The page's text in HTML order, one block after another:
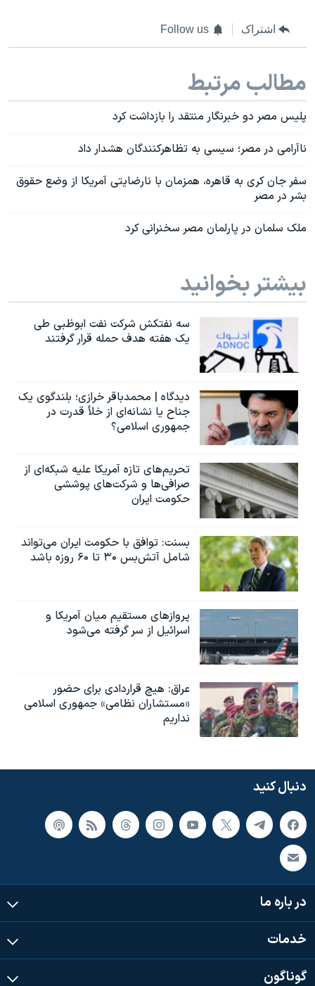
اشتراک Follow us
مطالب مرتبط
پلیس مصر دو خبرنگار منتقد را بازداشت کرد
ناآرامی در مصر؛ سیسی به تظاهرکنندگان هشدار داد
سفر جان کری به قاهره، همزمان با نارضایتی آمریکا از وضع حقوق
بشر در مصر
ملک سلمان در پارلمان مصر سخنرانی کرد
بیشتر بخوانید
سه نفتکش شرکت نفت ابوظبی طی
یک هفته هدف حمله قرار گرفتند
دیدگاه | محمدباقر خرازی؛ بلندگوی یک
جناح یا نشانه‌ای از خلأ قدرت در
جمهوری اسلامی؟
تحریم‌های تازه آمریکا علیه شبکه‌ای از
صرافی‌ها و شرکت‌های پوششی
حکومت ایران
بسنت: توافق با حکومت ایران می‌تواند
شامل آتش‌بس ۳۰ تا ۶۰ روزه باشد
پروازهای مستقیم میان آمریکا و
اسرائیل از سر گرفته می‌شود
عراق: هیچ قراردادی برای حضور
«مستشاران نظامی» جمهوری اسلامی
نداریم
دنبال کنید
در باره ما
خدمات
گوناگون